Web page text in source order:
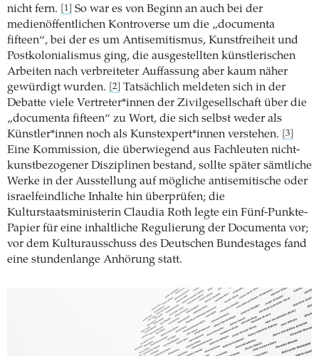
nicht fern.
[1]
So war es von Beginn an auch bei der
medienöffentlichen Kontroverse um die „documenta
fifteen“, bei der es um Antisemitismus, Kunstfreiheit und
Postkolonialismus ging, die ausgestellten künstlerischen
Arbeiten nach verbreiteter Auffassung aber kaum näher
gewürdigt wurden.
[2]
Tatsächlich meldeten sich in der
Debatte viele Vertreter*innen der Zivilgesellschaft über die
„documenta fifteen“ zu Wort, die sich selbst weder als
Künstler*innen noch als Kunstexpert*innen verstehen.
[3]
Eine Kommission, die überwiegend aus Fachleuten nicht-
kunstbezogener Disziplinen bestand, sollte später sämtliche
Werke in der Ausstellung auf mögliche antisemitische oder
israelfeindliche Inhalte hin überprüfen; die
Kulturstaatsministerin Claudia Roth legte ein Fünf-Punkte-
Papier für eine inhaltliche Regulierung der Documenta vor;
vor dem Kulturausschuss des Deutschen Bundestages fand
eine stundenlange Anhörung statt.